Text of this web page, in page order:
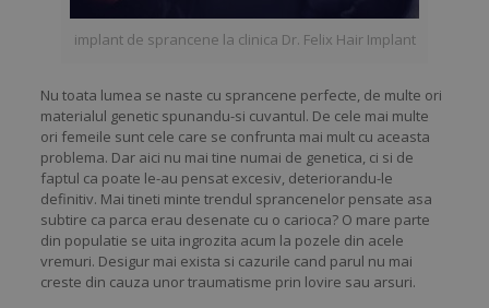
implant de sprancene la clinica Dr. Felix Hair Implant
Nu toata lumea se naste cu sprancene perfecte, de multe ori
materialul genetic spunandu-si cuvantul. De cele mai multe
ori femeile sunt cele care se confrunta mai mult cu aceasta
problema. Dar aici nu mai tine numai de genetica, ci si de
faptul ca poate le-au pensat excesiv, deteriorandu-le
definitiv. Mai tineti minte trendul sprancenelor pensate asa
subtire ca parca erau desenate cu o carioca? O mare parte
din populatie se uita ingrozita acum la pozele din acele
vremuri. Desigur mai exista si cazurile cand parul nu mai
creste din cauza unor traumatisme prin lovire sau arsuri.